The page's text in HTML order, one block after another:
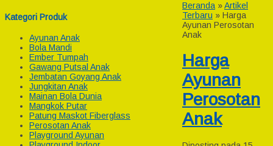
Kategori Produk
Ayunan Anak
Bola Mandi
Ember Tumpah
Gawang Putsal Anak
Jembatan Goyang Anak
Jungkitan Anak
Mainan Bola Dunia
Mangkok Putar
Patung Maskot Fiberglass
Perosotan Anak
Playground Ayunan
Beranda »Artikel
Terbaru » Harga
Ayunan Perosotan
Anak
Harga
Ayunan
Perosotan
Anak